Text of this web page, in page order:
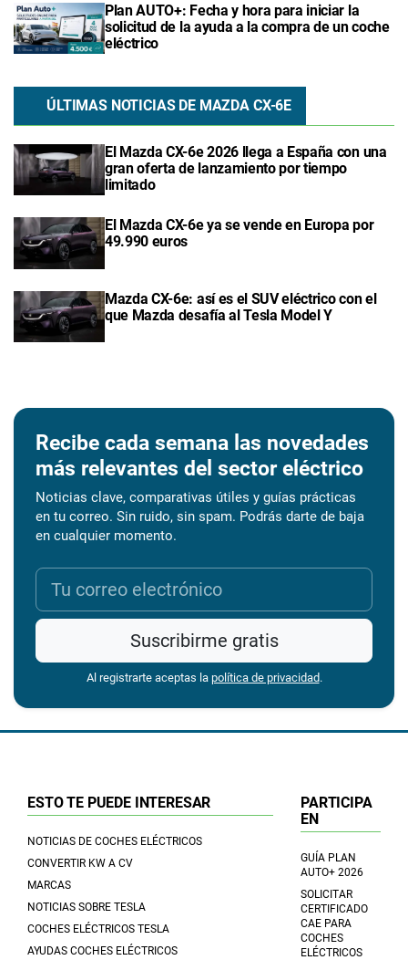
Plan AUTO+: Fecha y hora para iniciar la
solicitud de la ayuda a la compra de un coche
eléctrico
ÚLTIMAS NOTICIAS DE MAZDA CX-6E
El Mazda CX-6e 2026 llega a España con una
gran oferta de lanzamiento por tiempo
limitado
El Mazda CX-6e ya se vende en Europa por
49.990 euros
Mazda CX-6e: así es el SUV eléctrico con el
que Mazda desafía al Tesla Model Y
Recibe cada semana las novedades
más relevantes del sector eléctrico
Noticias clave, comparativas útiles y guías prácticas
en tu correo. Sin ruido, sin spam. Podrás darte de baja
en cualquier momento.
Suscribirme gratis
Al registrarte aceptas la política de privacidad.
ESTO TE PUEDE INTERESAR
NOTICIAS DE COCHES ELÉCTRICOS
CONVERTIR KW A CV
MARCAS
NOTICIAS SOBRE TESLA
COCHES ELÉCTRICOS TESLA
AYUDAS COCHES ELÉCTRICOS
PARTICIPA
EN
GUÍA PLAN
AUTO+ 2026
SOLICITAR
CERTIFICADO
CAE PARA
COCHES
ELÉCTRICOS